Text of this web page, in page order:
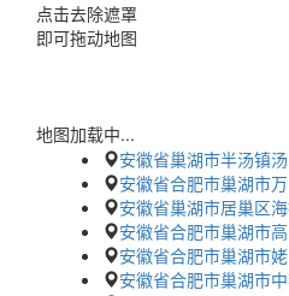
点击去除遮罩
即可拖动地图
地图加载中...
安徽省巢湖市半汤镇
安徽省合肥市巢湖市
安徽省巢湖市居巢区
安徽省合肥市巢湖市
安徽省合肥市巢湖市
安徽省合肥市巢湖市